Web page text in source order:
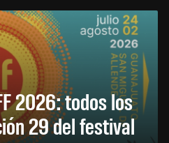
2026: todos los
29 del festival